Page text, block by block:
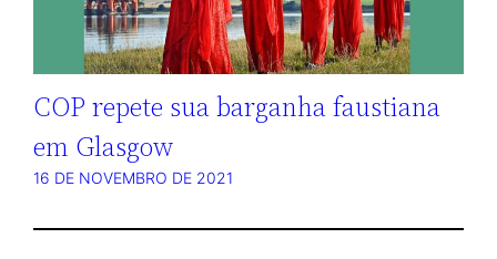
COP repete sua barganha faustiana
em Glasgow
16 DE NOVEMBRO DE 2021